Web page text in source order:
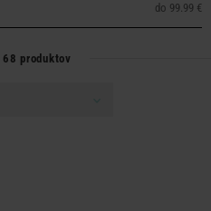
99.99 €
68 produktov